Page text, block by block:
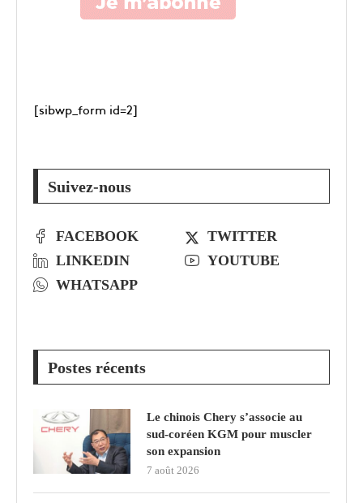
[sibwp_form id=2]
Suivez-nous
FACEBOOK
TWITTER
LINKEDIN
YOUTUBE
WHATSAPP
Postes récents
Le chinois Chery s’associe au
sud‑coréen KGM pour muscler
son expansion
7 août 2026